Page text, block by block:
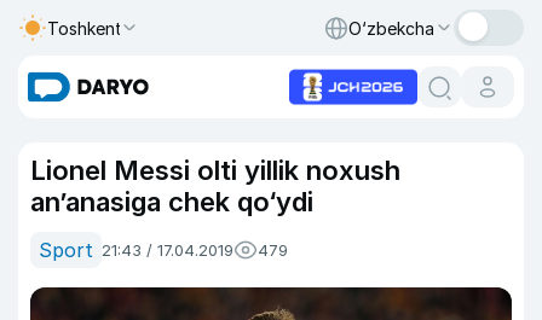
Toshkent O‘zbekcha
Lionel Messi olti yillik noxush
an’anasiga chek qo‘ydi
Sport 21:43 / 17.04.2019 479